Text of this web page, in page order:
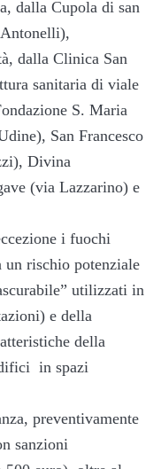
dalla Cupola di san
dalla Clinica San
sanitaria di viale
S. Maria
San Francesco
Divina
(via Lazzarino) e
i fuochi
un rischio potenziale
utilizzati in
e della
della
in spazi
preventivamente
sanzioni